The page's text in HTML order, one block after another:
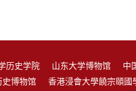
历史学院 山东大学博物馆 中
史博物馆 香港浸會大學饒宗頤國